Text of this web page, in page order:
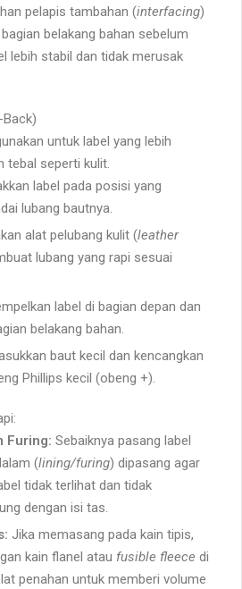
pelapis tambahan (interfacing)
belakang bahan sebelum
lebih stabil dan tidak merusak
untuk label yang lebih
tebal seperti kulit.
label pada posisi yang
lubang bautnya.
alat pelubang kulit (leather
lubang yang rapi sesuai
label di bagian depan dan
belakang bahan.
baut kecil dan kencangkan
Phillips kecil (obeng +).
Furing: Sebaiknya pasang label
(lining/furing) dipasang agar
tidak terlihat dan tidak
dengan isi tas.
Jika memasang pada kain tipis,
kain flanel atau fusible fleece di
penahan untuk memberi volume